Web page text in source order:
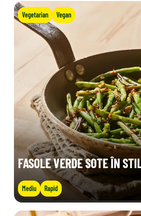
Vegetarian Vegan
FASOLE VERDE SOTE ÎN
Mediu Rapid